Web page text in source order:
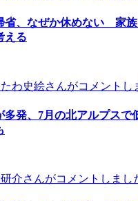
省、なぜか休めない 家族
える
わ史絵さんがコメントし
多発、7月の北アルプスで
介さんがコメントしまし